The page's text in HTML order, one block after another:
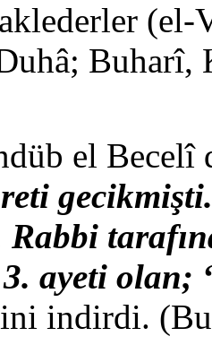
(el-
Buharî,
el Becelî
ayeti olan;
indirdi.